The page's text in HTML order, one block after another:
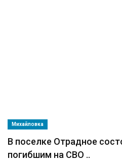
Михайловка
В поселке Отрадное
погибшим на СВО ..